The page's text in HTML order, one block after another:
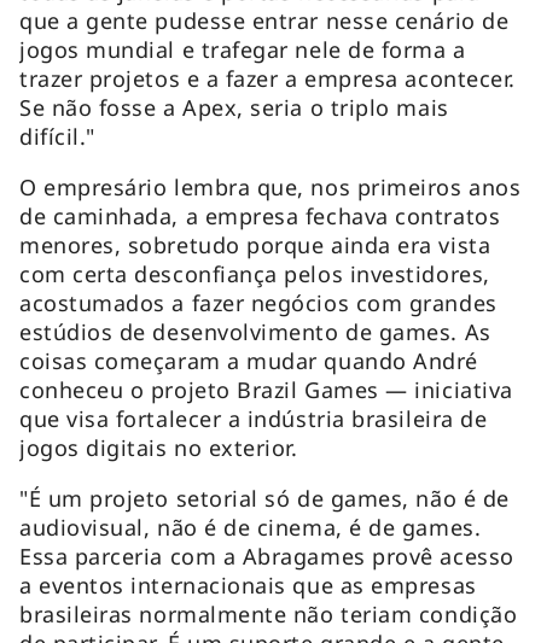
que a gente pudesse entrar nesse cenário de
jogos mundial e trafegar nele de forma a
trazer projetos e a fazer a empresa acontecer.
Se não fosse a Apex, seria o triplo mais
difícil."
O empresário lembra que, nos primeiros anos
de caminhada, a empresa fechava contratos
menores, sobretudo porque ainda era vista
com certa desconfiança pelos investidores,
acostumados a fazer negócios com grandes
estúdios de desenvolvimento de games. As
coisas começaram a mudar quando André
conheceu o projeto Brazil Games — iniciativa
que visa fortalecer a indústria brasileira de
jogos digitais no exterior.
"É um projeto setorial só de games, não é de
audiovisual, não é de cinema, é de games.
Essa parceria com a Abragames provê acesso
a eventos internacionais que as empresas
brasileiras normalmente não teriam condição